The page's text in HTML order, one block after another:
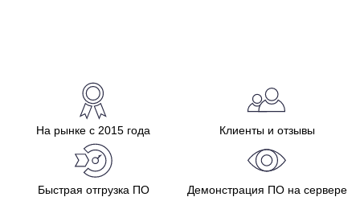
На рынке с 2015 года Клиенты и отзывы
Быстрая отгрузка ПО Демонстрация ПО на сервере